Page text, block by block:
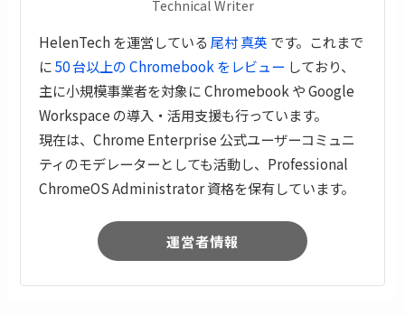
Technical Writer
HelenTech を運営している 尾村 真英 です。これまで
に50 台以上の Chromebook をレビュー しており、
主に小規模事業者を対象に Chromebook や Google
Workspace の導入・活用支援も行っています。
現在は、Chrome Enterprise 公式ユーザーコミュニ
ティのモデレーターとしても活動し、Professional
ChromeOS Administrator 資格を保有しています。
運営者情報